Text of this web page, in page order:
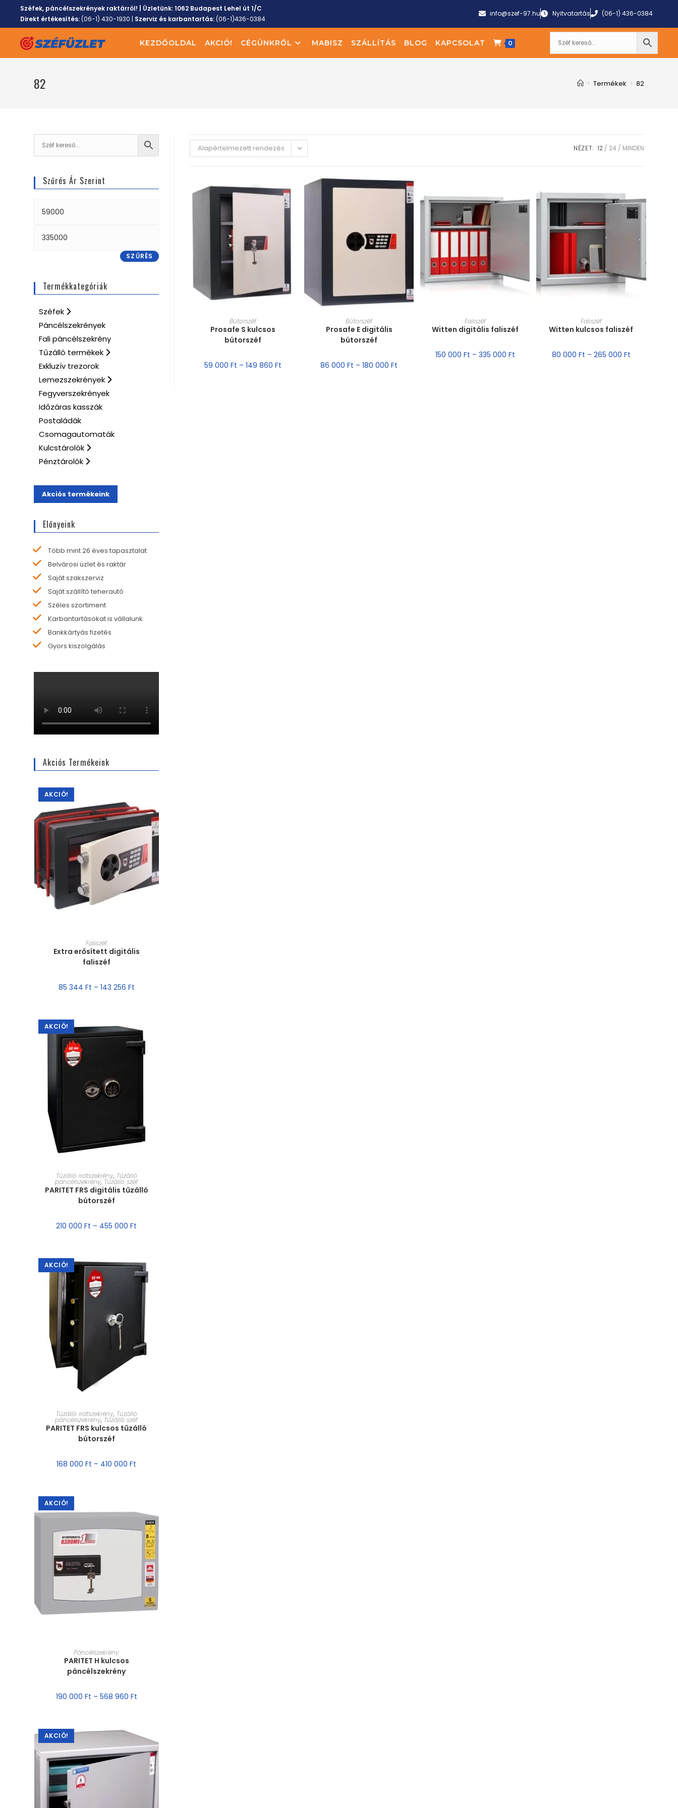
Széfek, páncélszekrények raktárról! | Üzletünk:1062 Budapest Lehel út 1/C
Direkt értékesítés:(06-1) 430-1930 | Szerviz és karbantartás:(06-1)436-0384
info@szef-97.hu Nyitvatartás (06-1) 436-0384
KEZDŐOLDAL AKCIÓ! CÉGÜNKRŐL MABISZ SZÁLLÍTÁS BLOG KAPCSOLAT 0
82 > Termékek > 82
Alapértelmezett rendezés NÉZET: 12 24 MINDEN
MÉRET VÁLASZTÁSA
Bútorszéf
Prosafe S kulcsos
bútorszéf
59 000 Ft – 149 860 Ft
MÉRET VÁLASZTÁSA
Bútorszéf
Prosafe E digitális
bútorszéf
86 000Ft –180 000Ft
MÉRET VÁLASZTÁSA
Faliszéf
Witten digitális faliszéf
150 000 Ft – 335 000 Ft
MÉRET VÁLASZTÁSA
Faliszéf
Witten kulcsos faliszéf
80 000 Ft – 265 000 Ft
Szűrés Ár Szerint
SZŰRÉS
Termékkategóriák
Széfek
Páncélszekrények
Fali páncélszekrény
Tűzálló termékek
Exkluzív trezorok
Lemezszekrények
Fegyverszekrények
Időzáras kasszák
Postaládák
Csomagautomaták
Kulcstárolók
Pénztárolók
Akciós termékeink
Előnyeink
Több mint 26 éves tapasztalat
Belvárosi üzlet és raktár
Saját szakszerviz
Saját szállító teherautó
Széles szortiment
Karbantartásokat is vállalunk
Bankkártyás fizetés
Gyors kiszolgálás
Akciós Termékeink
AKCIÓ!
MÉRET VÁLASZTÁSA
Faliszéf
Extra erősített digitális
faliszéf
85 344 Ft – 143 256 Ft
AKCIÓ!
MÉRET VÁLASZTÁSA
Tűzálló iratszekrény, Tűzálló
páncélszekrény, Tűzálló széf
PARITET FRS digitális tűzálló
bútorszéf
210 000Ft – 455 000Ft
AKCIÓ!
MÉRET VÁLASZTÁSA
Tűzálló iratszekrény, Tűzálló
páncélszekrény, Tűzálló széf
PARITET FRS kulcsos tűzálló
bútorszéf
168 000Ft – 410 000Ft
AKCIÓ!
MÉRET VÁLASZTÁSA
Páncélszekrény
PARITET H kulcsos
páncélszekrény
190 000 Ft – 568 960 Ft
AKCIÓ!